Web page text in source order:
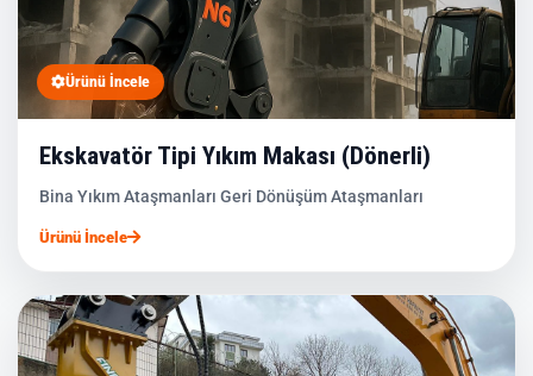
Ürünü İncele
Ekskavatör Tipi Yıkım Makası (Dönerli)
Bina Yıkım Ataşmanları Geri Dönüşüm Ataşmanları
Ürünü İncele